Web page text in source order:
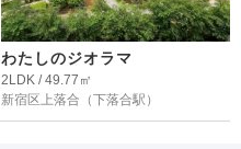
わたしのジオラマ
2LDK / 49.77㎡
新宿区上落合 （下落合駅）